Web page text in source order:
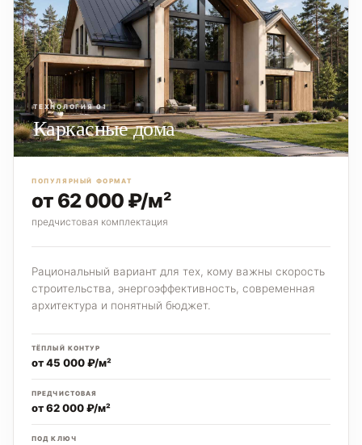
ТЕХНОЛОГИЯ 01
Каркасные дома
ПОПУЛЯРНЫЙ ФОРМАТ
от 62 000 ₽/м²
предчистовая комплектация
Рациональный вариант для тех, кому важны скорость
строительства, энергоэффективность, современная
архитектура и понятный бюджет.
ТЁПЛЫЙ КОНТУР
от 45 000 ₽/м²
ПРЕДЧИСТОВАЯ
от 62 000 ₽/м²
ПОД КЛЮЧ